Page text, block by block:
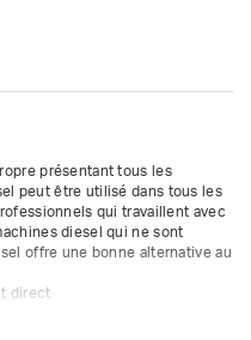
présentant tous les
peut être utilisé dans tous les
qui travaillent avec
diesel qui ne sont
offre une bonne alternative au
direct